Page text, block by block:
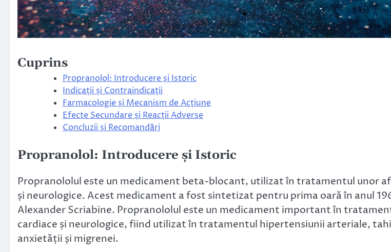
Cuprins
Propranolol: Introducere și Istoric
Indicații și Contraindicații
Farmacologie și Mecanism de Acțiune
Efecte Secundare și Reacții Adverse
Concluzii și Recomandări
Propranolol: Introducere și Istoric
Propranololul este un medicament beta-blocant, utilizat în tratamentul unor
și neurologice. Acest medicament a fost sintetizat pentru prima oară în anul
Alexander Scriabine. Propranololul este un medicament important în
cardiace și neurologice, fiind utilizat în tratamentul hipertensiunii arteriale,
anxietății și migrenei.